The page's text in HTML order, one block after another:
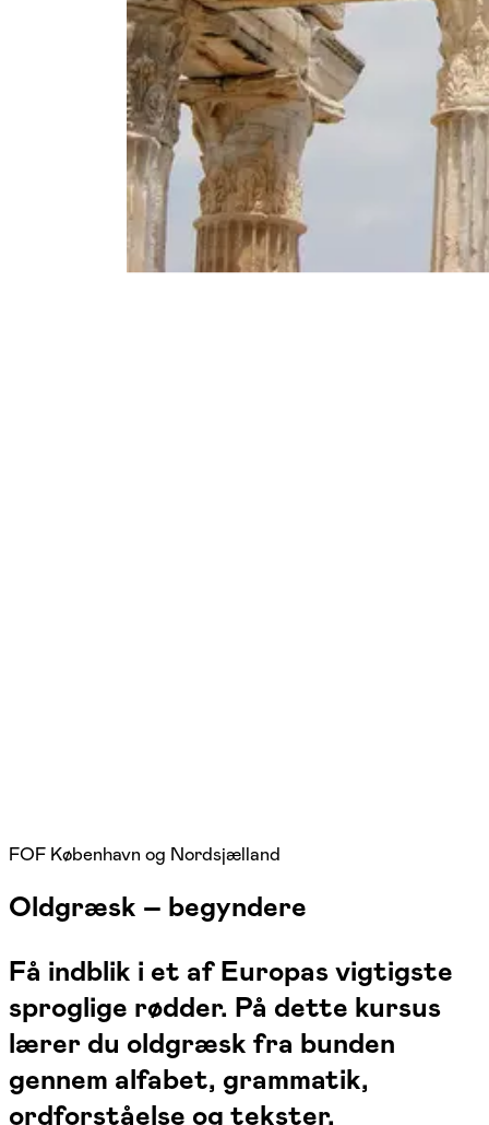
FOF København og Nordsjælland
Oldgræsk – begyndere
Få indblik i et af Europas vigtigste
sproglige rødder. På dette kursus
lærer du oldgræsk fra bunden
gennem alfabet, grammatik,
ordforståelse og tekster.